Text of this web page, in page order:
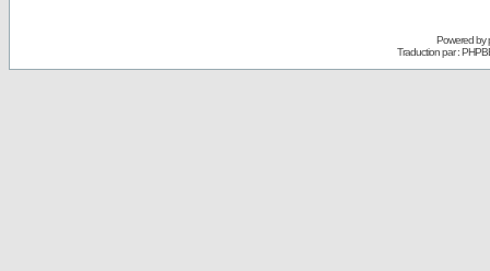
Powered by
Traduction par :